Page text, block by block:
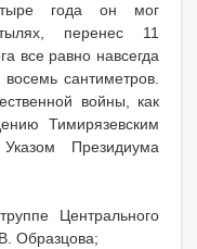
года он мог
перенес 11
все равно навсегда
сантиметров.
войны, как
Тимирязевским
Президиума
Центрального
Образцова;